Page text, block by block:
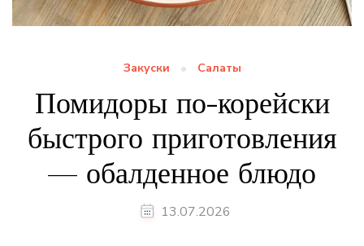
Закуски Салаты
Помидоры по-корейски
быстрого приготовления
— обалденное блюдо
13.07.2026